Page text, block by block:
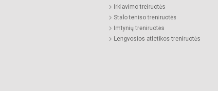
Irklavimo treiruotės
Stalo teniso treniruotės
Imtynių treniruotės
Lengvosios atletikos treniruotės